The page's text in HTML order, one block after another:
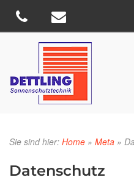
Sie sind hier: Home » Meta »
Datenschutz